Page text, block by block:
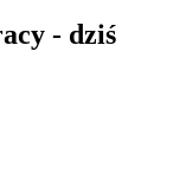
- dziś